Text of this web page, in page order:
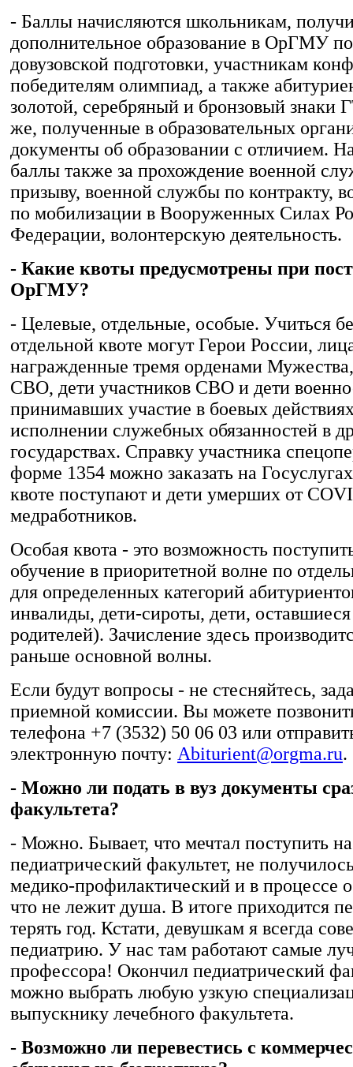
- Баллы начисляются школьникам,
дополнительное образование в ОрГМУ
довузовской подготовки, участникам
победителям олимпиад, а также
золотой, серебряный и бронзовый знаки
же, полученные в образовательных
документы об образовании с отличием.
баллы также за прохождение военной
призыву, военной службы по контракту,
по мобилизации в Вооруженных Силах
Федерации, волонтерскую деятельность.
- Какие квоты предусмотрены при
ОрГМУ?
- Целевые, отдельные, особые. Учиться
отдельной квоте могут Герои России,
награжденные тремя орденами
СВО, дети участников СВО и дети
принимавших участие в боевых
исполнении служебных обязанностей в
государствах. Справку участника
форме 1354 можно заказать на
квоте поступают и дети умерших от
медработников.
Особая квота - это возможность
обучение в приоритетной волне по
для определенных категорий
инвалиды, дети-сироты, дети,
родителей). Зачисление здесь
раньше основной волны.
Если будут вопросы - не стесняйтесь,
приемной комиссии. Вы можете
телефона +7 (3532) 50 06 03 или
электронную почту: Abiturient@orgma.ru.
- Можно ли подать в вуз документы
факультета?
- Можно. Бывает, что мечтал поступить на
педиатрический факультет, не
медико-профилактический и в процессе
что не лежит душа. В итоге приходится
терять год. Кстати, девушкам я всегда
педиатрию. У нас там работают самые
профессора! Окончил педиатрический
можно выбрать любую узкую
выпускнику лечебного факультета.
- Возможно ли перевестись с